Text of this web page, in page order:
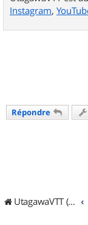
Instagram,
Répondre
UtagawaVTT (Randos VTT et VTTAE avec traces GPS)